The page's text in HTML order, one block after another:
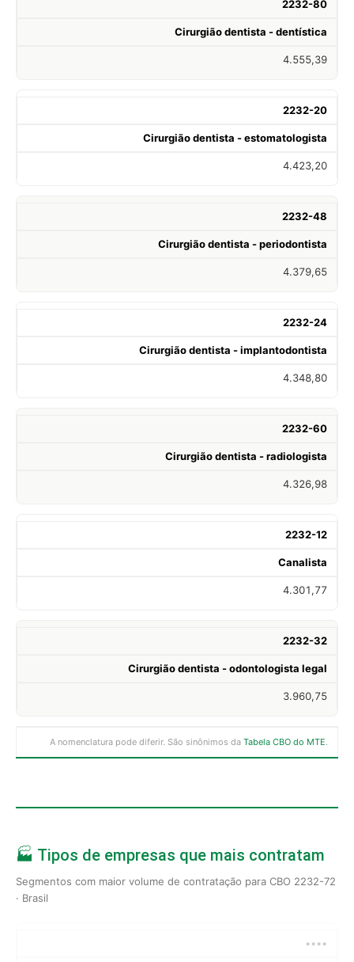
2232-80
Cirurgião dentista - dentística
4.555,39
2232-20
Cirurgião dentista - estomatologista
4.423,20
2232-48
Cirurgião dentista - periodontista
4.379,65
2232-24
Cirurgião dentista - implantodontista
4.348,80
2232-60
Cirurgião dentista - radiologista
4.326,98
2232-12
Canalista
4.301,77
2232-32
Cirurgião dentista - odontologista legal
3.960,75
A nomenclatura pode diferir. São sinônimos da Tabela CBO do MTE.
🏭 Tipos de empresas que mais contratam
Segmentos com maior volume de contratação para CBO 2232-72
· Brasil
••••